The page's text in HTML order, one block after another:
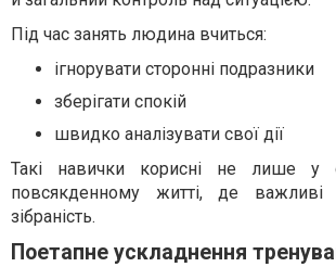
Під час занять людина вчиться:
ігнорувати сторонні подразники
зберігати спокій
швидко аналізувати свої дії
Такі навички корисні не лише у
повсякденному житті, де важливі
зібраність.
Поетапне ускладнення